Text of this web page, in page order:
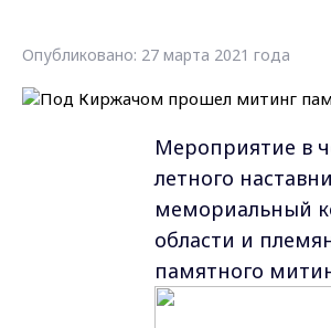
Опубликовано: 27 марта 2021 года
Мероприятие в
летного
мемориальный
области и
памятного